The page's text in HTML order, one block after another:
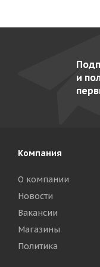
и
Компания
О компании
Новости
Вакансии
Магазины
Политика